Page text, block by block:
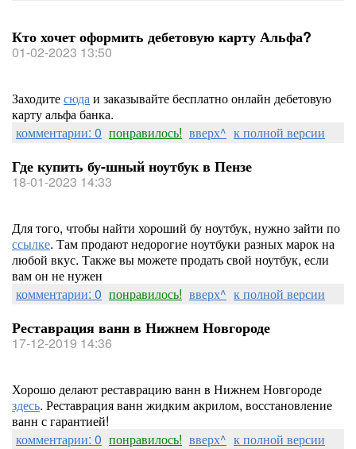
Кто хочет оформить дебетовую карту Альфа?
01-02-2023 13:50
Заходитесюдаи заказывайте бесплатно онлайн дебетовую
карту альфа банка.
комментарии: 0 понравилось! вверх^ к полной версии
Где купить бу-шный ноутбук в Пензе
18-01-2023 14:33
Для того, чтобы найти хороший бу ноутбук, нужно зайти по
ссылке. Там продают недорогие ноутбуки разных марок на
любой вкус. Также вы можете продать свой ноутбук, если
вам он не нужен
комментарии: 0 понравилось! вверх^ к полной версии
Реставрация ванн в Нижнем Новгороде
17-12-2019 14:36
Хорошо делают реставрацию ванн в Нижнем Новгороде
здесь. Реставрация ванн жидким акрилом, восстановление
ванн с гарантией!
комментарии: 0 понравилось! вверх^ к полной версии